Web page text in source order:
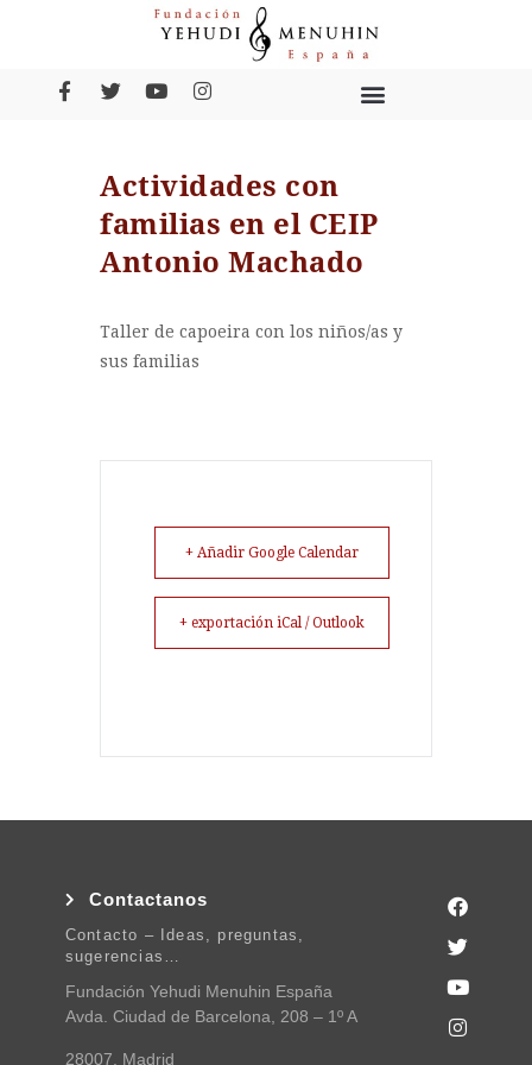
Actividades con
familias en el CEIP
Antonio Machado
Taller de capoeira con los niños/as y
sus familias
+ Añadir Google Calendar
+ exportación iCal / Outlook
Contactanos
Contacto – Ideas, preguntas,
sugerencias…
Fundación Yehudi Menuhin España
Avda. Ciudad de Barcelona, 208 – 1º A
28007, Madrid